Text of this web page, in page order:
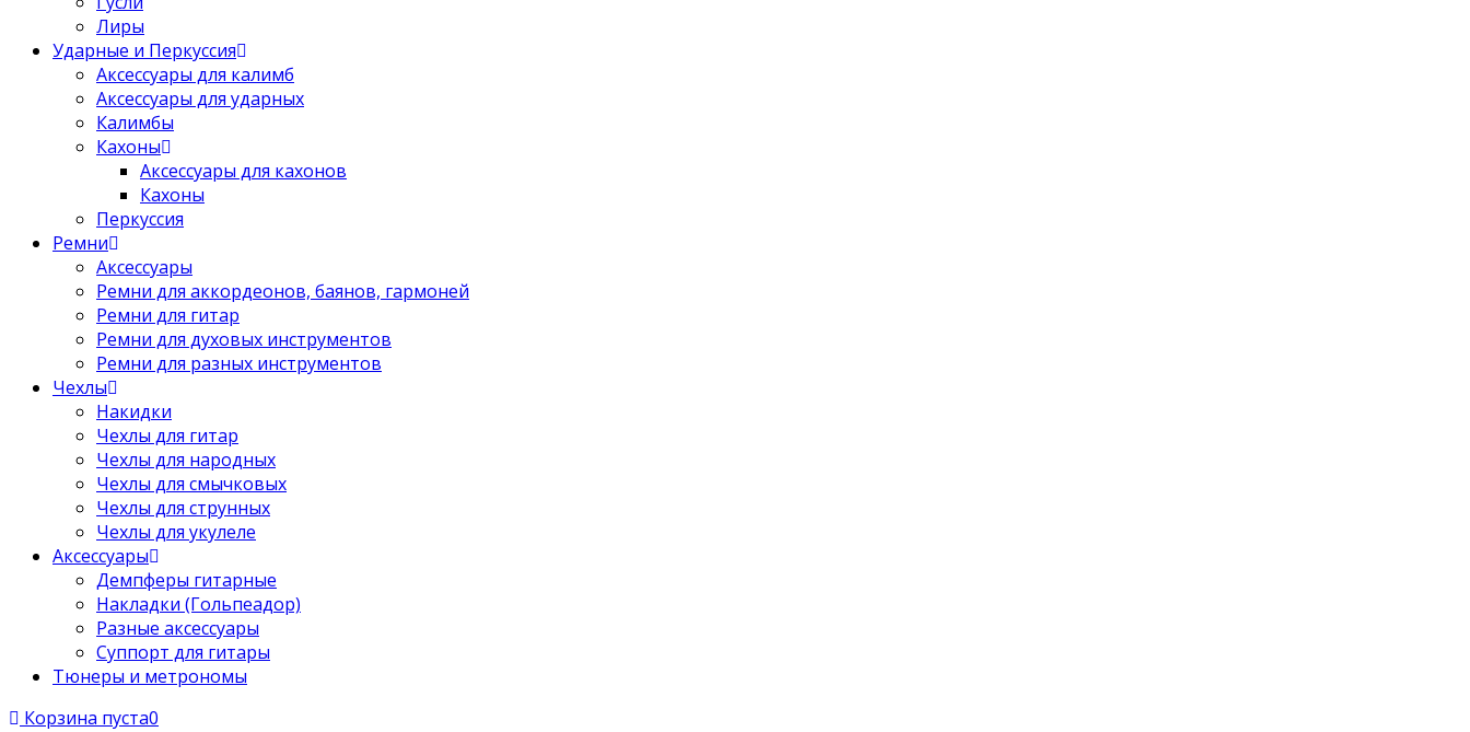
Лиры
Ударные и Перкуссия
Аксессуары для калимб
Аксессуары для ударных
Калимбы
Кахоны
Аксессуары для кахонов
Кахоны
Перкуссия
Ремни
Аксессуары
Ремни для аккордеонов, баянов, гармоней
Ремни для гитар
Ремни для духовых инструментов
Ремни для разных инструментов
Чехлы
Накидки
Чехлы для гитар
Чехлы для народных
Чехлы для смычковых
Чехлы для струнных
Чехлы для укулеле
Аксессуары
Демпферы гитарные
Накладки (Гольпеадор)
Разные аксессуары
Суппорт для гитары
Тюнеры и метрономы
Корзина пуста0